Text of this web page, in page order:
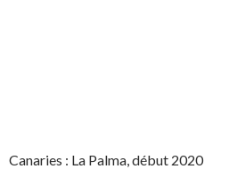
Canaries : La Palma, début 2020